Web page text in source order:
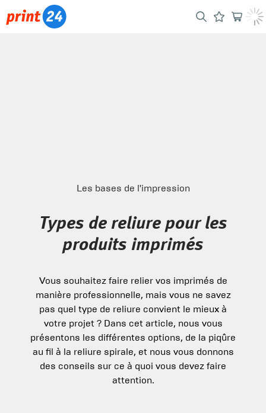
Les bases de l'impression
Types de reliure pour les
produits imprimés
Vous souhaitez faire relier vos imprimés de
manière professionnelle, mais vous ne savez
pas quel type de reliure convient le mieux à
votre projet ? Dans cet article, nous vous
présentons les différentes options, de la piqûre
au fil à la reliure spirale, et nous vous donnons
des conseils sur ce à quoi vous devez faire
attention.